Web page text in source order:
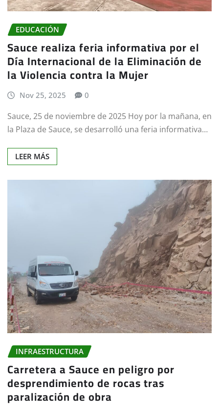
EDUCACIÓN
Sauce realiza feria informativa por el
Día Internacional de la Eliminación de
la Violencia contra la Mujer
Nov 25, 2025 0
Sauce, 25 de noviembre de 2025 Hoy por la mañana, en
la Plaza de Sauce, se desarrolló una feria informativa…
LEER MÁS
INFRAESTRUCTURA
Carretera a Sauce en peligro por
desprendimiento de rocas tras
paralización de obra